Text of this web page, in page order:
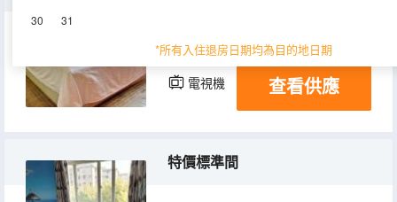
30 31
*所有入住退房日期均為目的地日期
13㎡ 2-3層 空調
電視機 查看供應
特價標準間